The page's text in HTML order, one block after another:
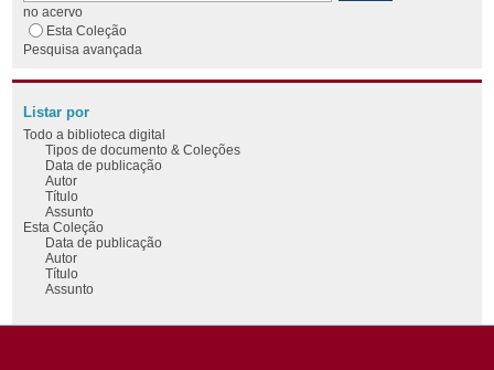
no acervo
Esta Coleção
Pesquisa avançada
Listar por
Todo a biblioteca digital
Tipos de documento & Coleções
Data de publicação
Autor
Título
Assunto
Esta Coleção
Data de publicação
Autor
Título
Assunto